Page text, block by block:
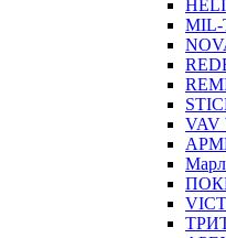
MIL-
VAV